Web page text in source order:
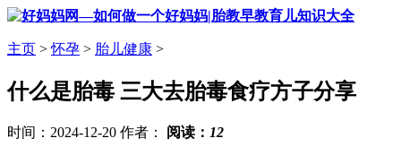
主页 >怀孕 > 胎儿健康 >
什么是胎毒 三大去胎毒食疗方子分享
时间：2024-12-20 作者： 阅读： 12